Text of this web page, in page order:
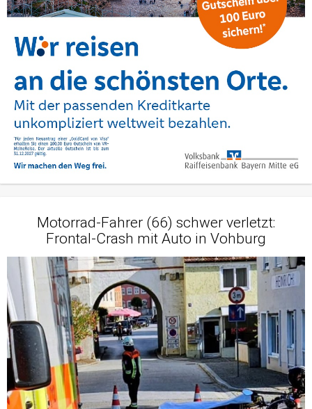
Motorrad-Fahrer (66) schwer verletzt:
Frontal-Crash mit Auto in Vohburg